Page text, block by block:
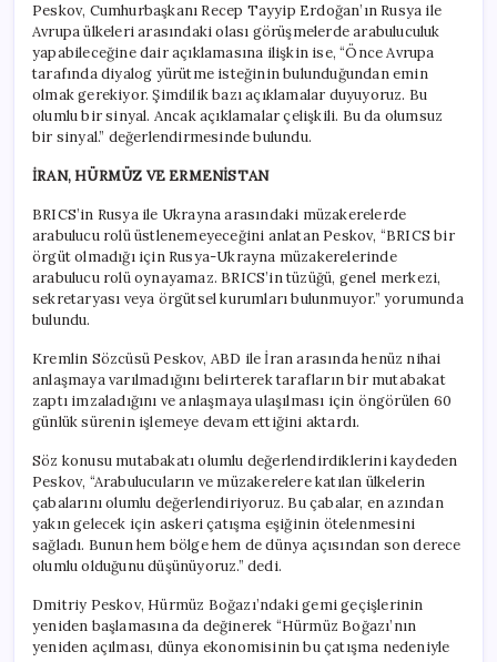
Peskov, Cumhurbaşkanı Recep Tayyip Erdoğan’ın Rusya ile
Avrupa ülkeleri arasındaki olası görüşmelerde arabuluculuk
yapabileceğine dair açıklamasına ilişkin ise, “Önce Avrupa
tarafında diyalog yürütme isteğinin bulunduğundan emin
olmak gerekiyor. Şimdilik bazı açıklamalar duyuyoruz. Bu
olumlu bir sinyal. Ancak açıklamalar çelişkili. Bu da olumsuz
bir sinyal.” değerlendirmesinde bulundu.
İRAN, HÜRMÜZ VE ERMENİSTAN
BRICS’in Rusya ile Ukrayna arasındaki müzakerelerde
arabulucu rolü üstlenemeyeceğini anlatan Peskov, “BRICS bir
örgüt olmadığı için Rusya-Ukrayna müzakerelerinde
arabulucu rolü oynayamaz. BRICS’in tüzüğü, genel merkezi,
sekretaryası veya örgütsel kurumları bulunmuyor.” yorumunda
bulundu.
Kremlin Sözcüsü Peskov, ABD ile İran arasında henüz nihai
anlaşmaya varılmadığını belirterek tarafların bir mutabakat
zaptı imzaladığını ve anlaşmaya ulaşılması için öngörülen 60
günlük sürenin işlemeye devam ettiğini aktardı.
Söz konusu mutabakatı olumlu değerlendirdiklerini kaydeden
Peskov, “Arabulucuların ve müzakerelere katılan ülkelerin
çabalarını olumlu değerlendiriyoruz. Bu çabalar, en azından
yakın gelecek için askeri çatışma eşiğinin ötelenmesini
sağladı. Bunun hem bölge hem de dünya açısından son derece
olumlu olduğunu düşünüyoruz.” dedi.
Dmitriy Peskov, Hürmüz Boğazı’ndaki gemi geçişlerinin
yeniden başlamasına da değinerek “Hürmüz Boğazı’nın
yeniden açılması, dünya ekonomisinin bu çatışma nedeniyle